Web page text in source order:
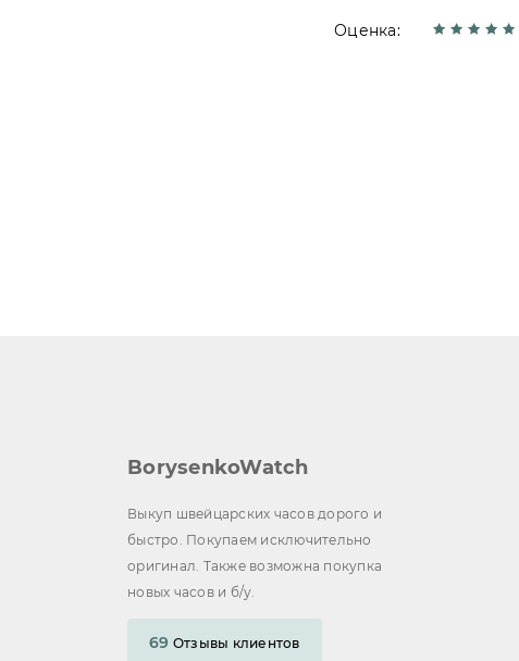
Оценка:
BorysenkoWatch
Выкуп швейцарских часов дорого и
быстро. Покупаем исключительно
оригинал. Также возможна покупка
новых часов и б/у.
69 Отзывы клиентов